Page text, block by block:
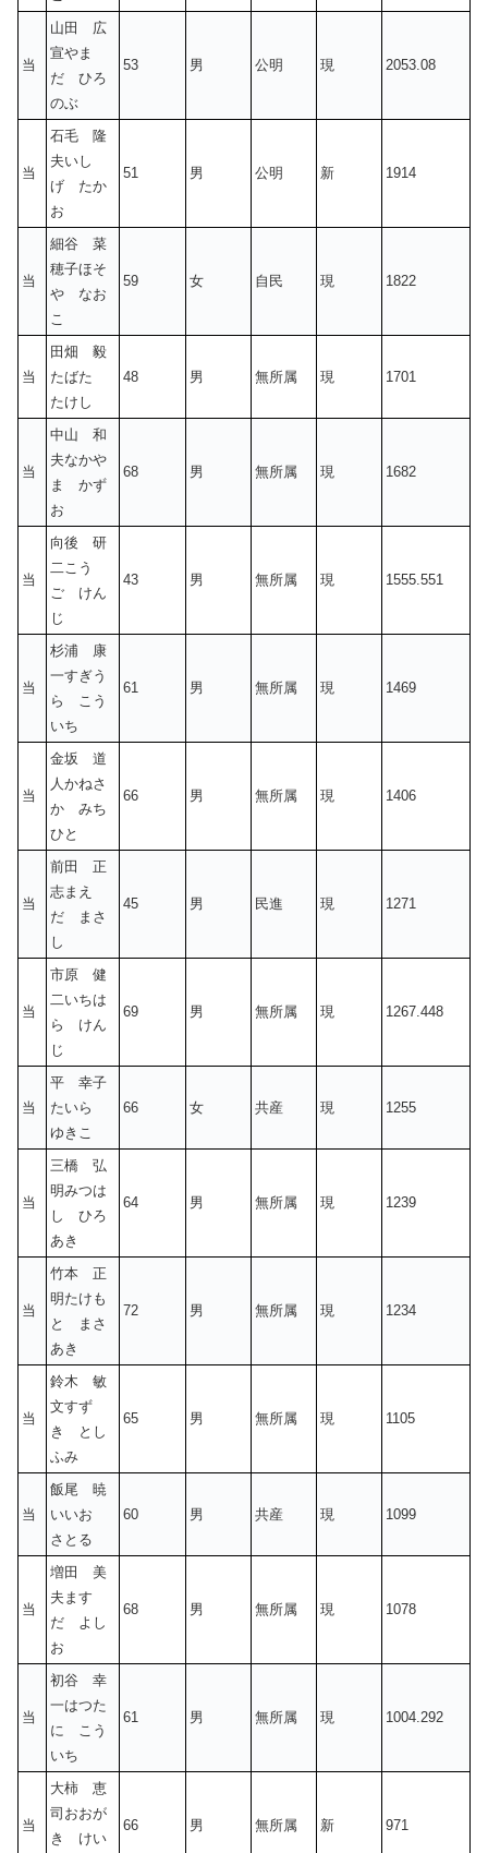
当
山田 広
宣やま
だ ひろ
のぶ
53 男 公明 現 2053.08
当
石毛 隆
夫いし
げ たか
お
51 男 公明 新 1914
当
細谷 菜
穂子ほそ
や なお
こ
59 女 自民 現 1822
当
田畑 毅
たばた
たけし
48 男 無所属 現 1701
当
中山 和
夫なかや
ま かず
お
68 男 無所属 現 1682
当
向後 研
二こう
ご けん
じ
43 男 無所属 現 1555.551
当
杉浦 康
一すぎう
ら こう
いち
61 男 無所属 現 1469
当
金坂 道
人かねさ
か みち
ひと
66 男 無所属 現 1406
当
前田 正
志まえ
だ まさ
し
45 男 民進 現 1271
当
市原 健
二いちは
ら けん
じ
69 男 無所属 現 1267.448
当
平 幸子
たいら
ゆきこ
66 女 共産 現 1255
当
三橋 弘
明みつは
し ひろ
あき
64 男 無所属 現 1239
当
竹本 正
明たけも
と まさ
あき
72 男 無所属 現 1234
当
鈴木 敏
文すず
き とし
ふみ
65 男 無所属 現 1105
当
飯尾 暁
いいお
さとる
60 男 共産 現 1099
当
増田 美
夫ます
だ よし
お
68 男 無所属 現 1078
当
初谷 幸
一はつた
に こう
いち
61 男 無所属 現 1004.292
当
大柿 恵
司おおが
き けい
66 男 無所属 新 971